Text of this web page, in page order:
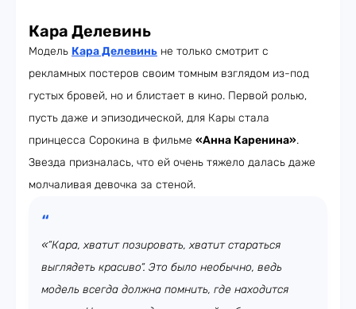
Кара Делевинь
Модель Кара Делевинь не только смотрит с
рекламных постеров своим томным взглядом из-под
густых бровей, но и блистает в кино. Первой ролью,
пусть даже и эпизодической, для Кары стала
принцесса Сорокина в фильме «Анна Каренина».
Звезда призналась, что ей очень тяжело далась даже
молчаливая девочка за стеной.
«“Кара, хватит позировать, хватит стараться
выглядеть красиво“. Это было необычно, ведь
модель всегда должна помнить, где находится